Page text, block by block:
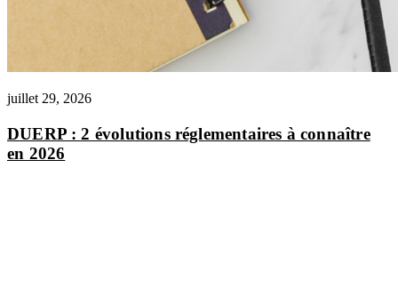
juillet 29, 2026
DUERP : 2 évolutions réglementaires à connaître
en 2026